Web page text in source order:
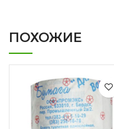
ПОХОЖИЕ